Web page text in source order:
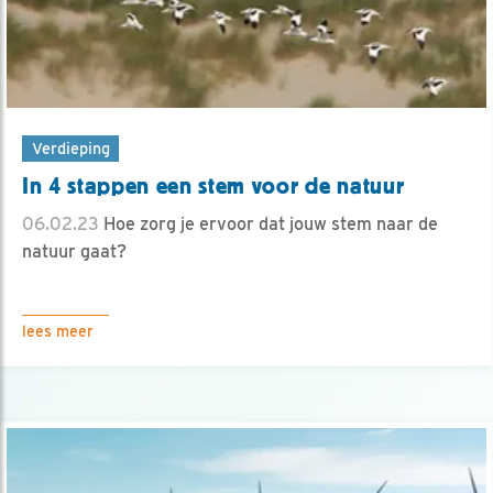
Verdieping
In 4 stappen een stem voor de natuur
06.02.23 Hoe zorg je ervoor dat jouw stem naar de
natuur gaat?
lees meer